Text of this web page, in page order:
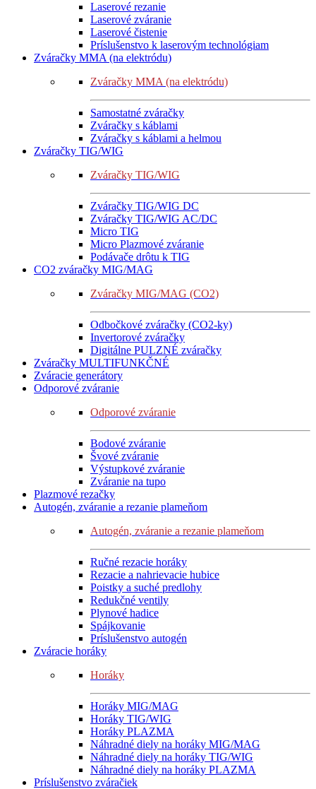
Laserové rezanie
Laserové zváranie
Laserové čistenie
Príslušenstvo k laserovým technológiam
Zváračky MMA (na elektródu)
Zváračky MMA (na elektródu)
Samostatné zváračky
Zváračky s káblami
Zváračky s káblami a helmou
Zváračky TIG/WIG
Zváračky TIG/WIG
Zváračky TIG/WIG DC
Zváračky TIG/WIG AC/DC
Micro TIG
Micro Plazmové zváranie
Podávače drôtu k TIG
CO2 zváračky MIG/MAG
Zváračky MIG/MAG (CO2)
Odbočkové zváračky (CO2-ky)
Invertorové zváračky
Digitálne PULZNÉ zváračky
Zváračky MULTIFUNKČNÉ
Zváracie generátory
Odporové zváranie
Odporové zváranie
Bodové zváranie
Švové zváranie
Výstupkové zváranie
Zváranie na tupo
Plazmové rezačky
Autogén, zváranie a rezanie plameňom
Autogén, zváranie a rezanie plameňom
Ručné rezacie horáky
Rezacie a nahrievacie hubice
Poistky a suché predlohy
Redukčné ventily
Plynové hadice
Spájkovanie
Príslušenstvo autogén
Zváracie horáky
Horáky
Horáky MIG/MAG
Horáky TIG/WIG
Horáky PLAZMA
Náhradné diely na horáky MIG/MAG
Náhradné diely na horáky TIG/WIG
Náhradné diely na horáky PLAZMA
Príslušenstvo zváračiek